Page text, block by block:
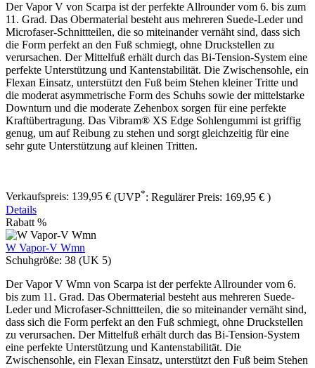
Der Vapor V von Scarpa ist der perfekte Allrounder vom 6. bis zum
11. Grad. Das Obermaterial besteht aus mehreren Suede-Leder und
Microfaser-Schnittteilen, die so miteinander vernäht sind, dass sich
die Form perfekt an den Fuß schmiegt, ohne Druckstellen zu
verursachen. Der Mittelfuß erhält durch das Bi-Tension-System eine
perfekte Unterstützung und Kantenstabilität. Die Zwischensohle, ein
Flexan Einsatz, unterstützt den Fuß beim Stehen kleiner Tritte und
die moderat asymmetrische Form des Schuhs sowie der mittelstarke
Downturn und die moderate Zehenbox sorgen für eine perfekte
Kraftübertragung. Das Vibram® XS Edge Sohlengummi ist griffig
genug, um auf Reibung zu stehen und sorgt gleichzeitig für eine
sehr gute Unterstützung auf kleinen Tritten.
Verkaufspreis: 139,95 € (UVP*: Regulärer Preis: 169,95 € )
Details
Rabatt %
W Vapor-V Wmn
Schuhgröße: 38 (UK 5)
Der Vapor V Wmn von Scarpa ist der perfekte Allrounder vom 6.
bis zum 11. Grad. Das Obermaterial besteht aus mehreren Suede-
Leder und Microfaser-Schnittteilen, die so miteinander vernäht sind,
dass sich die Form perfekt an den Fuß schmiegt, ohne Druckstellen
zu verursachen. Der Mittelfuß erhält durch das Bi-Tension-System
eine perfekte Unterstützung und Kantenstabilität. Die
Zwischensohle, ein Flexan Einsatz, unterstützt den Fuß beim Stehen